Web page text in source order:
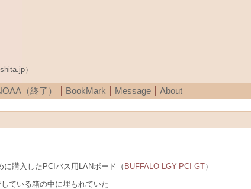
）
（終了） BookMark Message About
購入したPCIバス用LANボード（ BUFFALO LGY-PCI-GT）
ている箱の中に埋もれていた